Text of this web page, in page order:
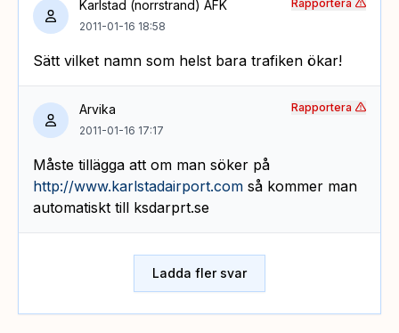
Karlstad (norrstrand) AFK
2011-01-16 18:58
Sätt vilket namn som helst bara trafiken ökar!
Rapportera
Arvika
2011-01-16 17:17
Måste tillägga att om man söker på
http://www.karlstadairport.com så kommer man
automatiskt till ksdarprt.se
Rapportera
Ladda fler svar